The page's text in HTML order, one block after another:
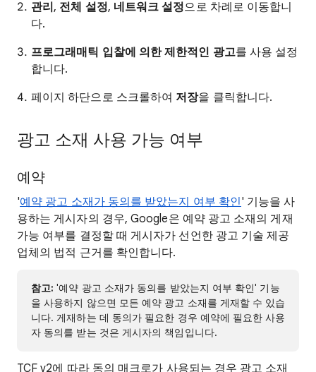
관리, 전체 설정, 네트워크 설정으로 차례로 이동합니
다.
프로그래매틱 입찰에 의한 제한적인 광고를 사용 설정
합니다.
페이지 하단으로 스크롤하여 저장을 클릭합니다.
광고 소재 사용 가능 여부
예약
'예약 광고 소재가 동의를 받았는지 여부 확인' 기능을 사
용하는 게시자의 경우, Google은 예약 광고 소재의 게재
가능 여부를 결정할 때 게시자가 선언한 광고 기술 제공
업체의 법적 근거를 확인합니다.
참고: '예약 광고 소재가 동의를 받았는지 여부 확인' 기능
을 사용하지 않으면 모든 예약 광고 소재를 게재할 수 있습
니다. 게재하는 데 동의가 필요한 경우 예약에 필요한 사용
자 동의를 받는 것은 게시자의 책임입니다.
TCF v2에 따라 동의 매크로가 사용되는 경우 광고 소재